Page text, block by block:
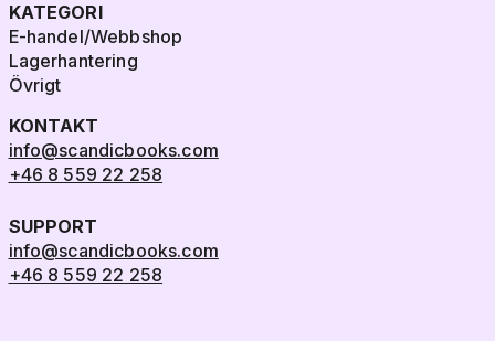
KATEGORI
E-handel/Webbshop
Lagerhantering
Övrigt
KONTAKT
info@scandicbooks.com
+46 8 559 22 258
SUPPORT
info@scandicbooks.com
+46 8 559 22 258